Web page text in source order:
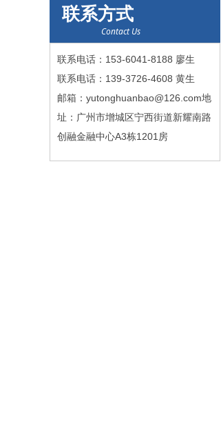
联系方式
Contact Us
联系电话：153-6041-8188 廖生
联系电话：139-3726-4608 黄生
邮箱：yutonghuanbao@126.com地
址：广州市增城区宁西街道新耀南路
创融金融中心A3栋1201房